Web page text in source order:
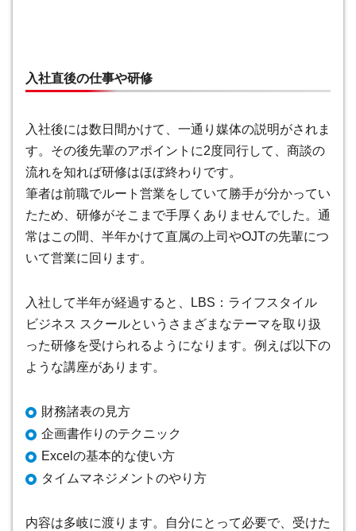
入社直後の仕事や研修
入社後には数日間かけて、一通り媒体の説明がされま
す。その後先輩のアポイントに2度同行して、商談の
流れを知れば研修はほぼ終わりです。
筆者は前職でルート営業をしていて勝手が分かってい
たため、研修がそこまで手厚くありませんでした。通
常はこの間、半年かけて直属の上司やOJTの先輩につ
いて営業に回ります。
入社して半年が経過すると、LBS：ライフスタイル
ビジネス スクールというさまざまなテーマを取り扱
った研修を受けられるようになります。例えば以下の
ような講座があります。
財務諸表の見方
企画書作りのテクニック
Excelの基本的な使い方
タイムマネジメントのやり方
内容は多岐に渡ります。自分にとって必要で、受けた